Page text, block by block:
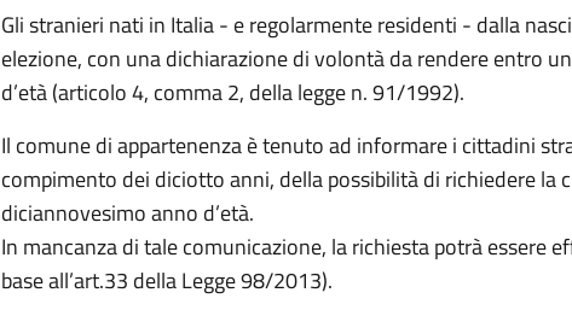
Gli stranieri nati in Italia - e regolarmente residenti - dalla
elezione, con una dichiarazione di volontà da rendere entro
d’età (articolo 4, comma 2, della legge n. 91/1992).
Il comune di appartenenza è tenuto ad informare i cittadini
compimento dei diciotto anni, della possibilità di richiedere
diciannovesimo anno d’età.
In mancanza di tale comunicazione, la richiesta potrà essere
base all’art.33 della Legge 98/2013).